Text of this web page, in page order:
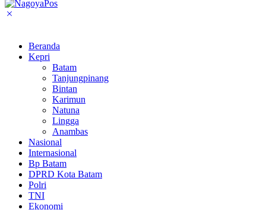
Beranda
Kepri
Batam
Tanjungpinang
Bintan
Karimun
Natuna
Lingga
Anambas
Nasional
Internasional
Bp Batam
DPRD Kota Batam
Polri
TNI
Ekonomi